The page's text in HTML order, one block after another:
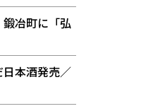
冶町に「弘
本酒発売／